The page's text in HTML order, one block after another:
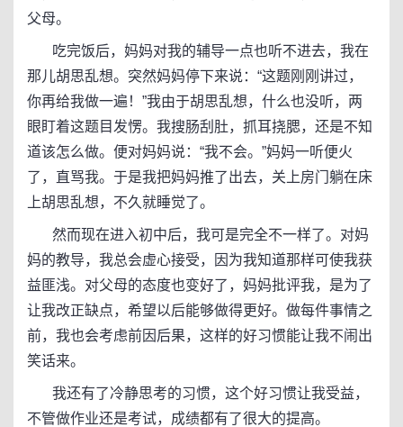
父母。
吃完饭后，妈妈对我的辅导一点也听不进去，我在
那儿胡思乱想。突然妈妈停下来说：“这题刚刚讲过，
你再给我做一遍！”我由于胡思乱想，什么也没听，两
眼盯着这题目发愣。我搜肠刮肚，抓耳挠腮，还是不知
道该怎么做。便对妈妈说：“我不会。”妈妈一听便火
了，直骂我。于是我把妈妈推了出去，关上房门躺在床
上胡思乱想，不久就睡觉了。
然而现在进入初中后，我可是完全不一样了。对妈
妈的教导，我总会虚心接受，因为我知道那样可使我获
益匪浅。对父母的态度也变好了，妈妈批评我，是为了
让我改正缺点，希望以后能够做得更好。做每件事情之
前，我也会考虑前因后果，这样的好习惯能让我不闹出
笑话来。
我还有了冷静思考的习惯，这个好习惯让我受益，
不管做作业还是考试，成绩都有了很大的提高。